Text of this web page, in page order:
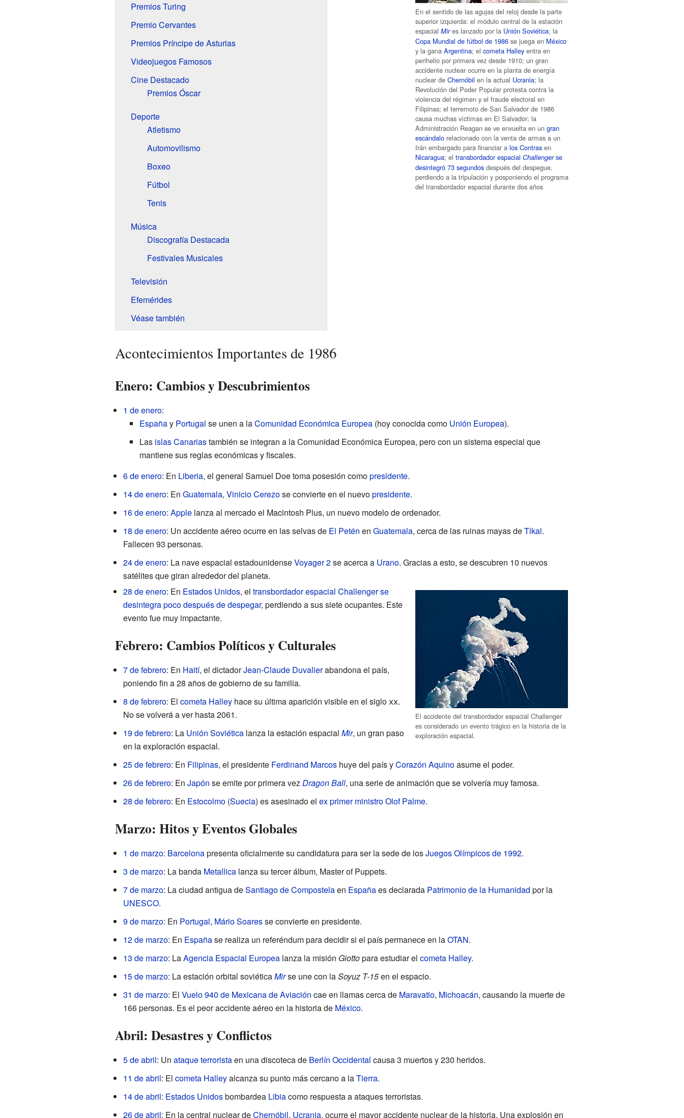
En el sentido de las agujas del reloj desde la parte
superior izquierda: el módulo central de la estación
espacialMires lanzado por la Unión Soviética; la
Copa Mundial de fútbol de 1986 se juega en México
y la ganaArgentina; elcometa Halley entra en
perihelio por primera vez desde 1910; un gran
accidente nuclear ocurre en la planta de energía
nuclear deChernóbil en la actual Ucrania; la
Revolución del Poder Popular protesta contra la
violencia del régimen y el fraude electoral en
Filipinas; el terremoto de San Salvador de 1986
causa muchas víctimas en El Salvador; la
Administración Reagan se ve envuelta en ungran
escándalo relacionado con la venta de armas a un
Irán embargado para financiar alos Contras en
Nicaragua; eltransbordador espacialChallenger se
desintegró 73 segundos después del despegue,
perdiendo a la tripulación y posponiendo el programa
del transbordador espacial durante dos años
Premios Turing
Premio Cervantes
Premios Príncipe de Asturias
Videojuegos Famosos
Cine Destacado
Premios Óscar
Deporte
Atletismo
Automovilismo
Boxeo
Fútbol
Tenis
Música
Discografía Destacada
Festivales Musicales
Televisión
Efemérides
Véase también
Acontecimientos Importantes de 1986
Enero: Cambios y Descubrimientos
1 de enero:
Españay Portugal se unen a laComunidad Económica Europea(hoy conocida como Unión Europea).
Las islas Canariastambién se integran a la Comunidad Económica Europea, pero con un sistema especial que
mantiene sus reglas económicas y fiscales.
6 de enero: En Liberia, el general Samuel Doe toma posesión comopresidente.
14 de enero: En Guatemala, Vinicio Cerezose convierte en el nuevopresidente.
16 de enero: Applelanza al mercado el Macintosh Plus, un nuevo modelo de ordenador.
18 de enero: Un accidente aéreo ocurre en las selvas de El Petén en Guatemala, cerca de las ruinas mayas deTikal.
Fallecen 93 personas.
24 de enero: La nave espacial estadounidenseVoyager 2se acerca a Urano. Gracias a esto, se descubren 10 nuevos
satélites que giran alrededor del planeta.
El accidente del transbordador espacial Challenger
es considerado un evento trágico en la historia de la
exploración espacial.
28 de enero: En Estados Unidos, el transbordador espacial Challengerse
desintegra poco después de despegar, perdiendo a sus siete ocupantes. Este
evento fue muy impactante.
Febrero: Cambios Políticos y Culturales
7 de febrero: En Haití, el dictadorJean-Claude Duvalierabandona el país,
poniendo fin a 28 años de gobierno de su familia.
8 de febrero: El cometa Halleyhace su última aparición visible en el sigloxx.
No se volverá a ver hasta 2061.
19 de febrero: La Unión Soviéticalanza la estación espacial Mir, un gran paso
en la exploración espacial.
25 de febrero: En Filipinas, el presidente Ferdinand Marcoshuye del país yCorazón Aquinoasume el poder.
26 de febrero: En Japón se emite por primera vezDragon Ball, una serie de animación que se volvería muy famosa.
28 de febrero: En Estocolmo(Suecia) es asesinado el ex primer ministroOlof Palme.
Marzo: Hitos y Eventos Globales
1 de marzo: Barcelonapresenta oficialmente su candidatura para ser la sede de losJuegos Olímpicos de 1992.
3 de marzo: La banda Metallicalanza su tercer álbum, Master of Puppets.
7 de marzo: La ciudad antigua deSantiago de Compostelaen Españaes declarada Patrimonio de la Humanidad por la
UNESCO.
9 de marzo: En Portugal, Mário Soaresse convierte en presidente.
12 de marzo: En Españase realiza un referéndum para decidir si el país permanece en laOTAN.
13 de marzo: LaAgencia Espacial Europealanza la misión Giottopara estudiar el cometa Halley.
15 de marzo: La estación orbital soviéticaMirse une con laSoyuz T-15en el espacio.
31 de marzo: El Vuelo 940 de Mexicana de Aviación cae en llamas cerca de Maravatio, Michoacán, causando la muerte de
166 personas. Es el peor accidente aéreo en la historia de México.
Abril: Desastres y Conflictos
5 de abril: Un ataque terroristaen una discoteca de Berlín Occidental causa 3 muertos y 230 heridos.
11 de abril: El cometa Halleyalcanza su punto más cercano a laTierra.
14 de abril: Estados Unidosbombardea Libiacomo respuesta a ataques terroristas.
26 de abril: En la central nuclear deChernóbil, Ucrania, ocurre el mayor accidente nuclear de la historia. Una explosión en